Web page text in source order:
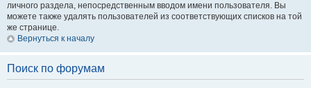
личного раздела, непосредственным вводом имени пользователя. Вы
можете также удалять пользователей из соответствующих списков на той
же странице.
Вернуться к началу
Поиск по форумам